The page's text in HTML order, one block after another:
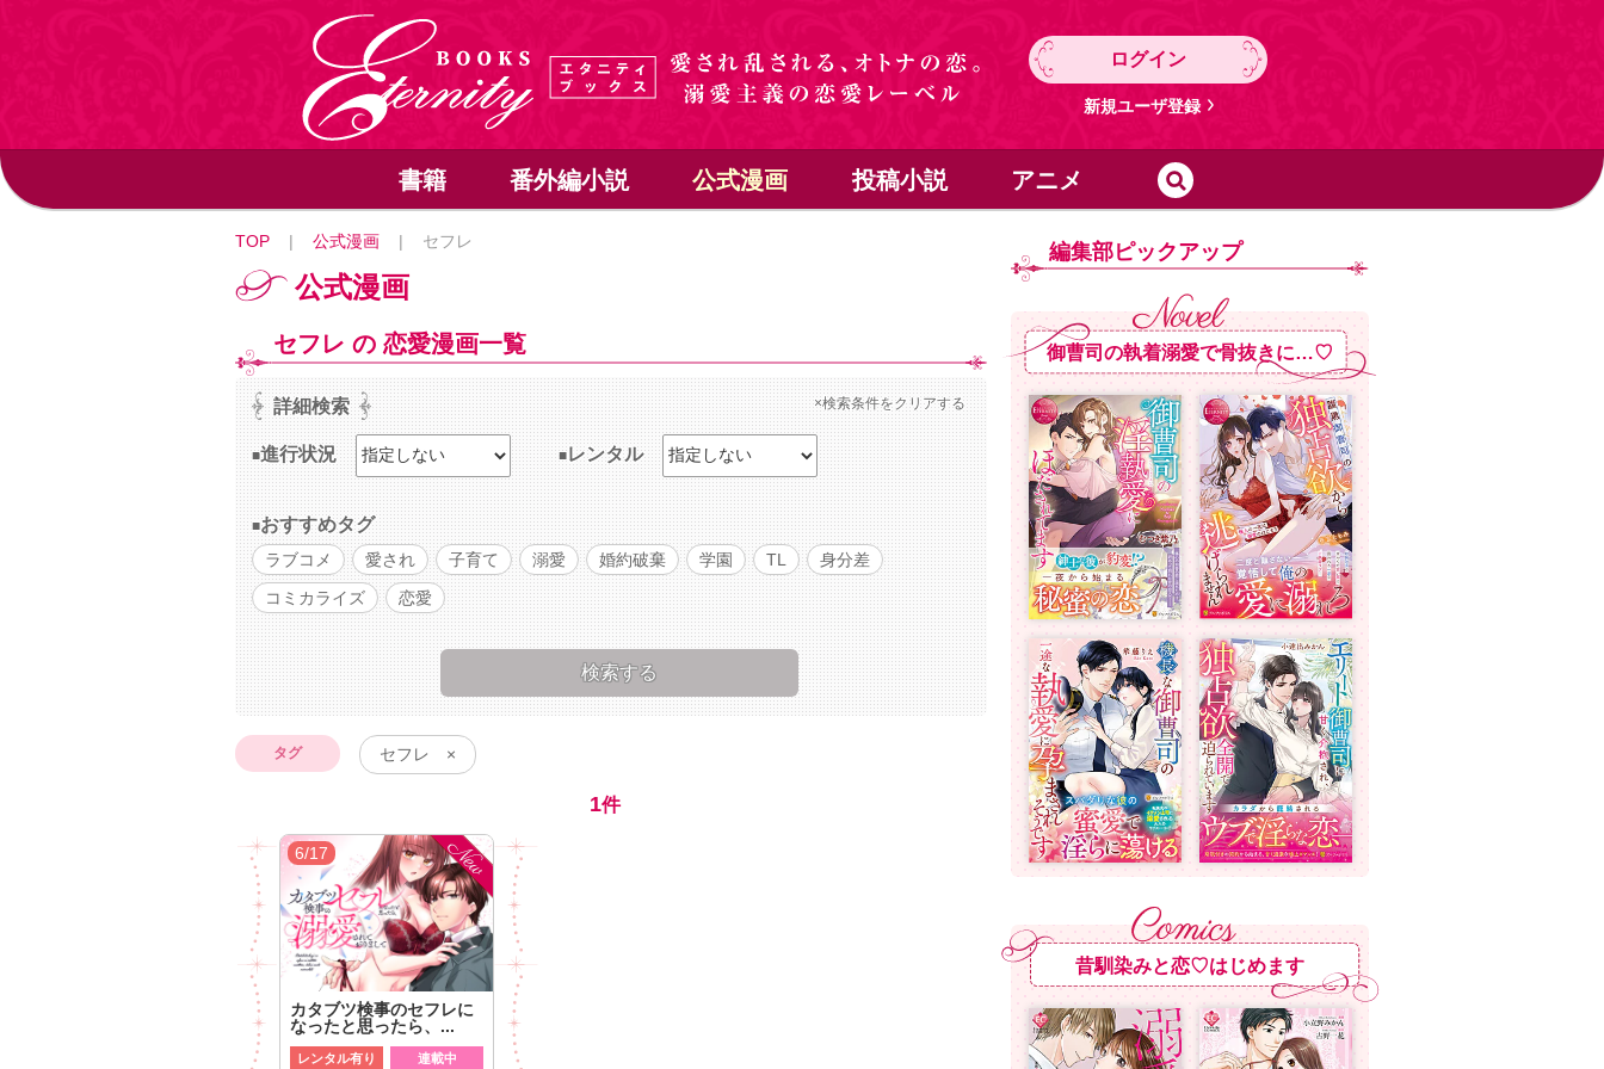
ログイン
新規ユーザ登録
書籍 番外編小説 公式漫画 投稿小説 アニメ
TOP | 公式漫画 | セフレ
公式漫画
セフレ の 恋愛漫画一覧
詳細検索 ×検索条件をクリアする
進行状況 レンタル
おすすめタグ
ラブコメ 愛され 子育て 溺愛 婚約破棄 学園 TL
身分差
コミカライズ
恋愛
タグ セフレ ×
1件
6/17
カタブツ検事のセフレに
なったと思ったら、...
レンタル有り 連載中
編集部ピックアップ
御曹司の執着溺愛で骨抜きに…♡
昔馴染みと恋♡はじめます